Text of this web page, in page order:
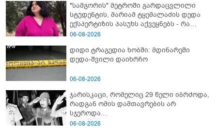
"სამგორის" მეტროში გარდაცვლილი
სტუდენტის, მარიამ ტყემალაძის დედა
ექსპერტიზის პასუხს აქვეყნებს - რა
გახდა გოგონას გარდაცვალების მიზეზი?
06-08-2026
დიდი ტრაგედია ხობში: მდინარეში
დედა-შვილი დაიხრჩო
06-08-2026
ჯარისკაცი, რომელიც 29 წელი იბრძოდა,
რადგან ომის დამთავრების არ
სჯეროდა...
06-08-2026